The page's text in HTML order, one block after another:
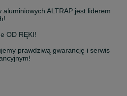
ALTRAP jest liderem
OD RĘKI!
prawdziwą gwarancję i serwis